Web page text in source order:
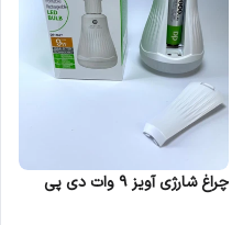
چراغ شارژی آویز 9 وات دی پی